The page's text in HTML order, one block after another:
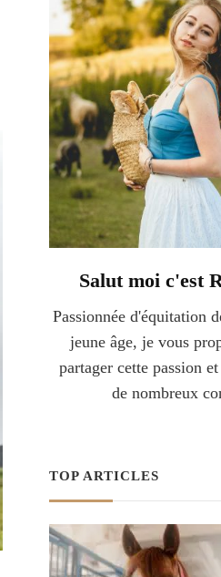
Salut moi c'est
Passionnée d'équitation
jeune âge, je vous
partager cette passion
de nombreux
TOP ARTICLES